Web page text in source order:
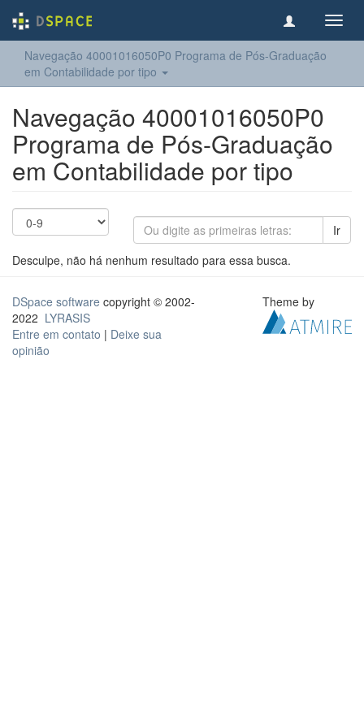
Navegação 40001016050P0 Programa de Pós-Graduação
em Contabilidade por tipo
Navegação 40001016050P0
Programa de Pós-Graduação
em Contabilidade por tipo
Ir
Desculpe, não há nenhum resultado para essa busca.
DSpace software copyright © 2002-
2022 LYRASIS
Entre em contato | Deixe sua
opinião
Theme by